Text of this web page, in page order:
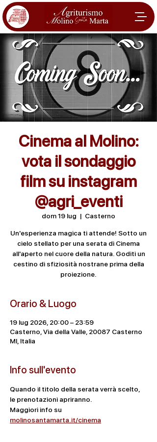
Cinema al Molino:
vota il sondaggio
film su instagram
@agri_eventi
dom 19 lug
  |
Casterno
Un'esperienza magica ti attende! Sotto un
cielo stellato per una serata di Cinema
all'aperto nel cuore della natura. Goditi un
cestino di sfiziosità nostrane prima della
proiezione.
Orario & Luogo
19 lug 2026, 20:00 – 23:59
Casterno, Via della Valle, 20087 Casterno
MI, Italia
Info sull'evento
Quando il titolo della serata verrà scelto,
le prenotazioni apriranno.
Maggiori info su
molinosantamarta.it/cinema